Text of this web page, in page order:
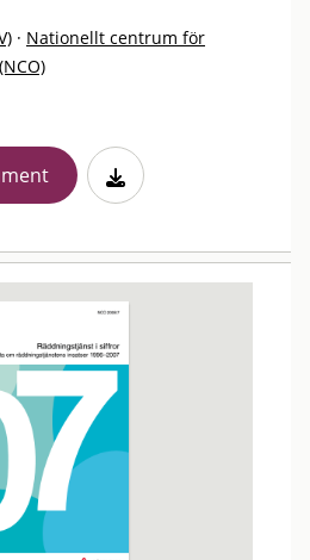
· Nationellt centrum för